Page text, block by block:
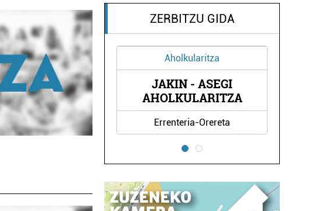
ZERBITZU GIDA
Aholkularitza
JAKIN - ASEGI
AHOLKULARITZA
Errenteria-Orereta
LEZO HERRI